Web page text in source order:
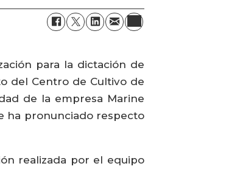
para la dictación de
del Centro de Cultivo de
de la empresa Marine
ha pronunciado respecto
realizada por el equipo